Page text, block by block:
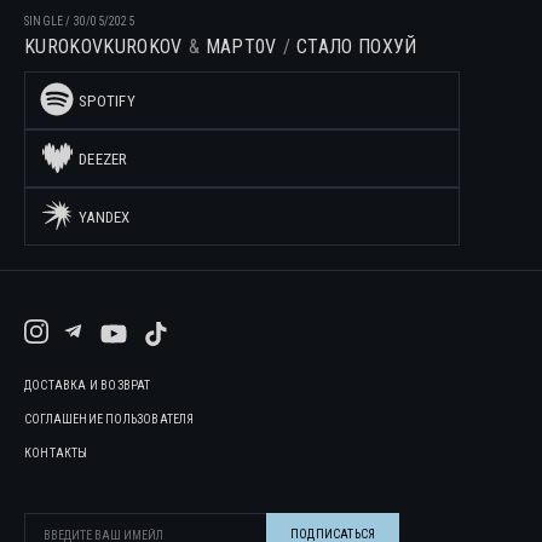
SINGLE/ 30/05/2025
KUROKOVKUROKOV MAPT0V СТАЛО ПОХУЙ
SPOTIFY
DEEZER
YANDEX
ДОСТАВКА И ВОЗВРАТ
СОГЛАШЕНИЕ ПОЛЬЗОВАТЕЛЯ
КОНТАКТЫ